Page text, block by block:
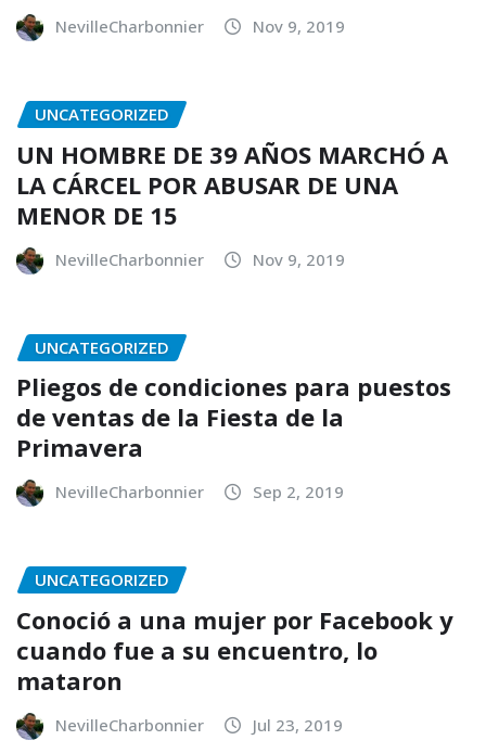
NevilleCharbonnier Nov 9, 2019
UNCATEGORIZED
UN HOMBRE DE 39 AÑOS MARCHÓ A
LA CÁRCEL POR ABUSAR DE UNA
MENOR DE 15
NevilleCharbonnier Nov 9, 2019
UNCATEGORIZED
Pliegos de condiciones para puestos
de ventas de la Fiesta de la
Primavera
NevilleCharbonnier Sep 2, 2019
UNCATEGORIZED
Conoció a una mujer por Facebook y
cuando fue a su encuentro, lo
mataron
NevilleCharbonnier Jul 23, 2019